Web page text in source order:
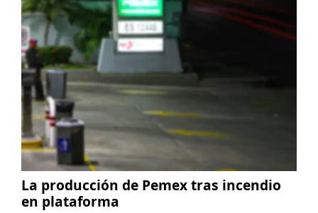
La producción de Pemex tras incendio
en plataforma